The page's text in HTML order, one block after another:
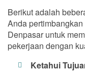
Berikut adalah
Anda
Denpasar untuk
pekerjaan dengan
Ketahui